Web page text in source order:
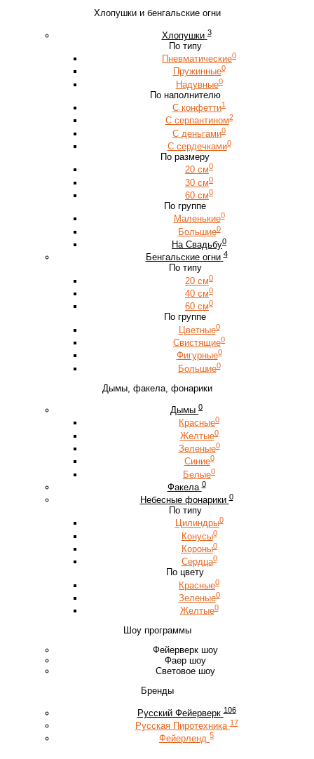
Хлопушки и бенгальские огни
Хлопушки 3
По типу
Пневматические0
Пружинные0
Надувные0
По наполнителю
С конфетти1
С серпантином2
С деньгами0
С сердечками0
По размеру
20 см0
30 см0
60 см0
По группе
Маленькие0
Большие0
На Свадьбу0
Бенгальские огни 4
По типу
20 см0
40 см0
60 см0
По группе
Цветные0
Свистящие0
Фигурные0
Большие0
Дымы, факела, фонарики
Дымы 0
Красные0
Желтые0
Зеленые0
Синие0
Белые0
Факела 0
Небесные фонарики 0
По типу
Цилиндры0
Конусы0
Короны0
Сердца0
По цвету
Красные0
Зеленые0
Желтые0
Шоу программы
Фейерверк шоу
Фаер шоу
Световое шоу
Бренды
Русский Фейерверк 106
Русская Пиротехника 17
Фейерленд 5